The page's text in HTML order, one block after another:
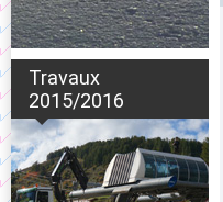
Travaux
2015/2016